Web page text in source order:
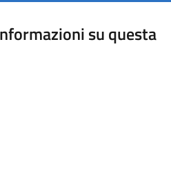
su questa